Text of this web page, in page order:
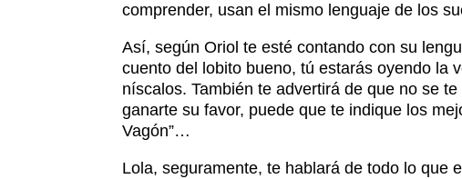
comprender, usan el mismo lenguaje de los
Así, según Oriol te esté contando con su
cuento del lobito bueno, tú estarás oyendo la
níscalos. También te advertirá de que no se
ganarte su favor, puede que te indique los
Vagón”…
Lola, seguramente, te hablará de todo lo que